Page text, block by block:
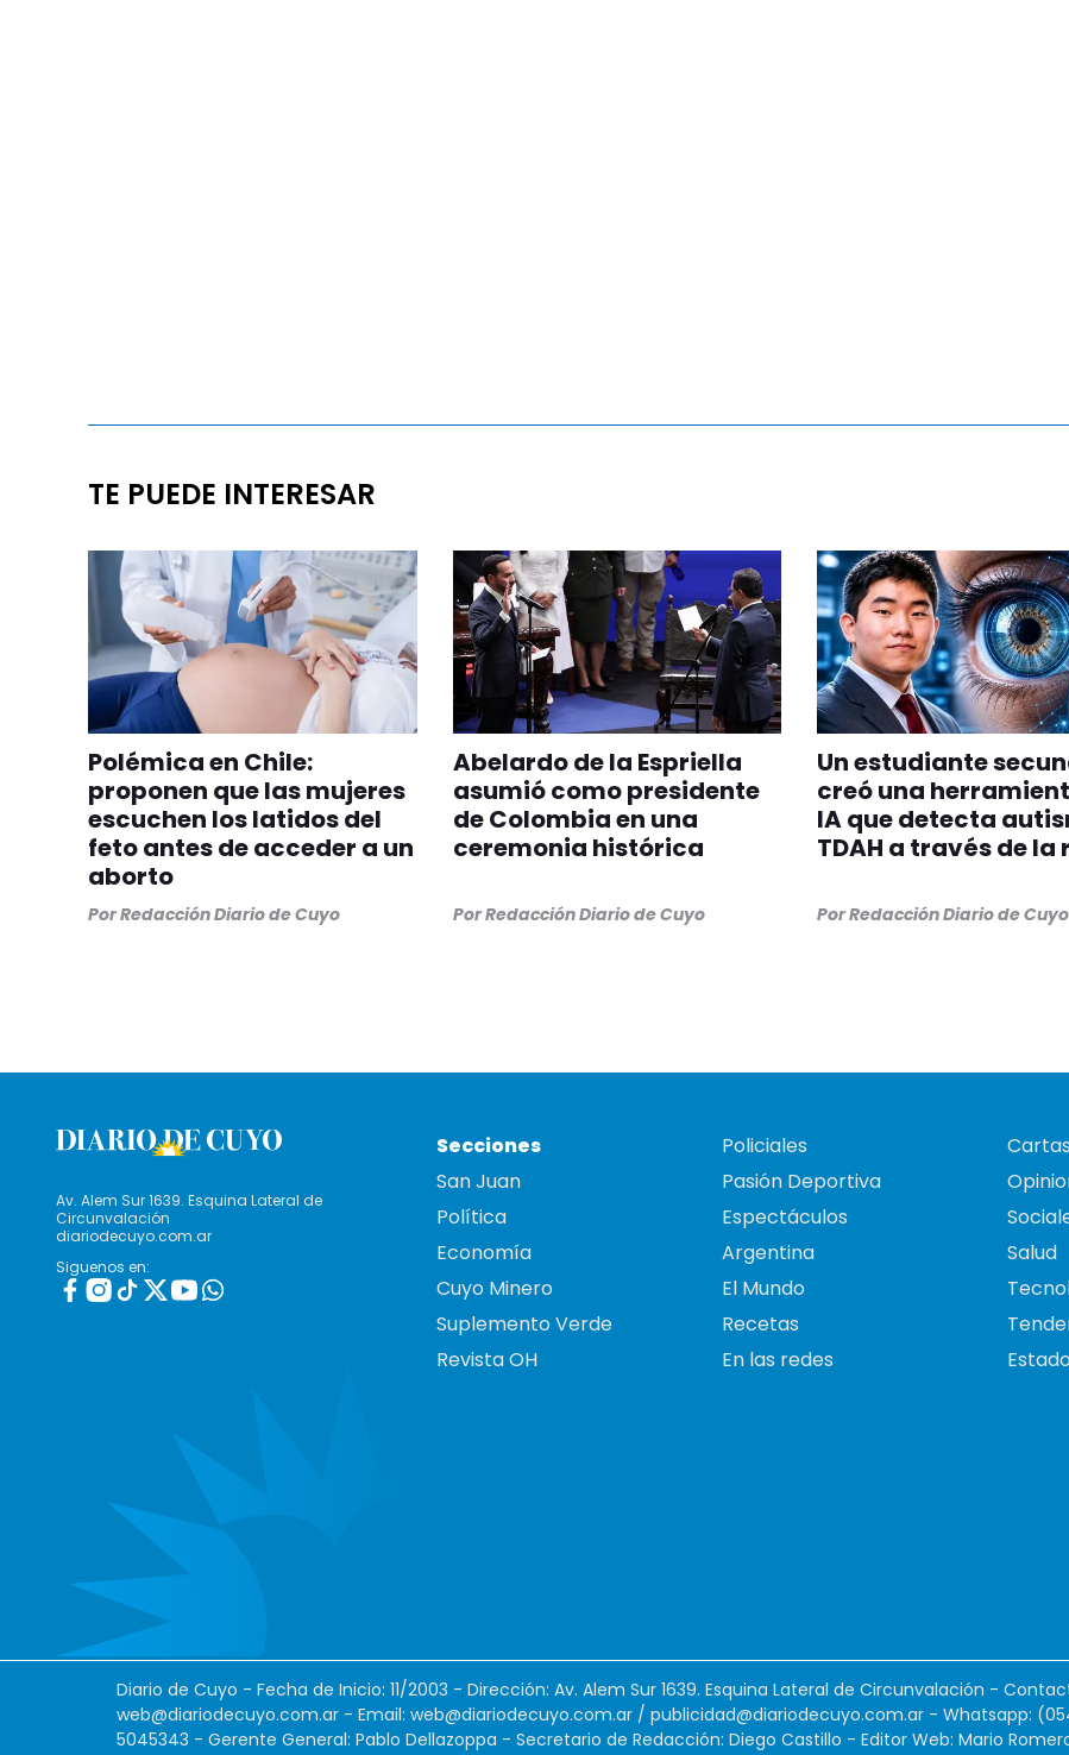
TE PUEDE INTERESAR
Polémica en Chile:
proponen que las mujeres
escuchen los latidos del
feto antes de acceder a un
aborto
PorRedacción Diario de Cuyo
Abelardo de la Espriella
asumió como presidente
de Colombia en una
ceremonia histórica
PorRedacción Diario de Cuyo
Un estudiante
creó una
IA que detecta
TDAH a través de la
PorRedacción Diario de Cuyo
Av. Alem Sur 1639. Esquina Lateral de
Circunvalación
diariodecuyo.com.ar
Siguenos en:
Secciones
San Juan
Política
Economía
Cuyo Minero
Suplemento Verde
Revista OH
Policiales
Pasión Deportiva
Espectáculos
Argentina
El Mundo
Recetas
En las redes
Salud
Diario de Cuyo - Fecha de Inicio: 11/2003 - Dirección: Av. Alem Sur 1639. Esquina Lateral de Circunvalación -
web@diariodecuyo.com.ar - Email: web@diariodecuyo.com.ar / publicidad@diariodecuyo.com.ar - Whatsapp:
5045343 - Gerente General: Pablo Dellazoppa - Secretario de Redacción: Diego Castillo - Editor Web: Mario